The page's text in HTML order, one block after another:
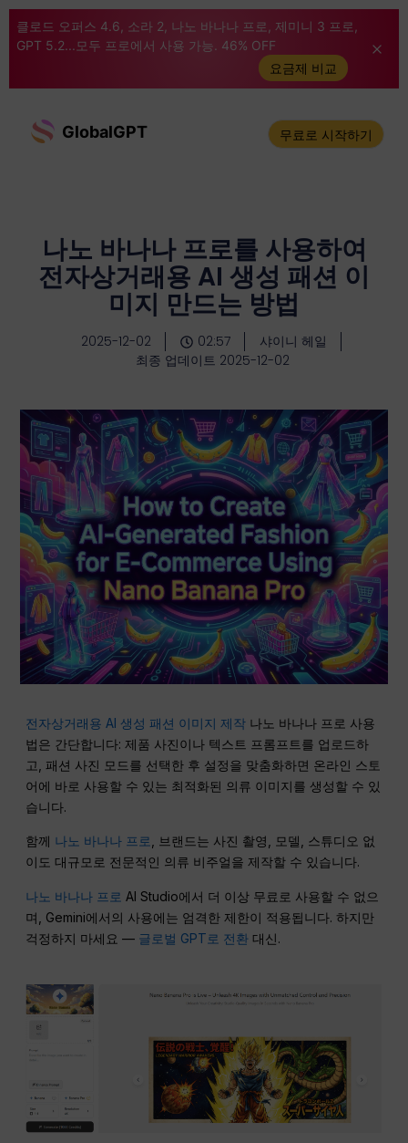
클로드 오퍼스 4.6, 소라 2, 나노 바나나 프로, 제미니 3 프로,
GPT 5.2...모두 프로에서 사용 가능. 46% OFF
요금제 비교
GlobalGPT 무료로 시작하기
나노 바나나 프로를 사용하여
전자상거래용 AI 생성 패션 이
미지 만드는 방법
2025-12-02 02:57
샤이니 헤일
최종 업데이트 2025-12-02
전자상거래용 AI 생성 패션 이미지 제작 나노 바나나 프로 사용
법은 간단합니다: 제품 사진이나 텍스트 프롬프트를 업로드하
고, 패션 사진 모드를 선택한 후 설정을 맞춤화하면 온라인 스토
어에 바로 사용할 수 있는 최적화된 의류 이미지를 생성할 수 있
습니다.
함께 나노 바나나 프로
, 브랜드는 사진 촬영, 모델, 스튜디오 없
이도 대규모로 전문적인 의류 비주얼을 제작할 수 있습니다.
나노 바나나 프로 AI Studio에서 더 이상 무료로 사용할 수 없으
며, Gemini에서의 사용에는 엄격한 제한이 적용됩니다. 하지만
걱정하지 마세요 — 글로벌 GPT로 전환 대신.